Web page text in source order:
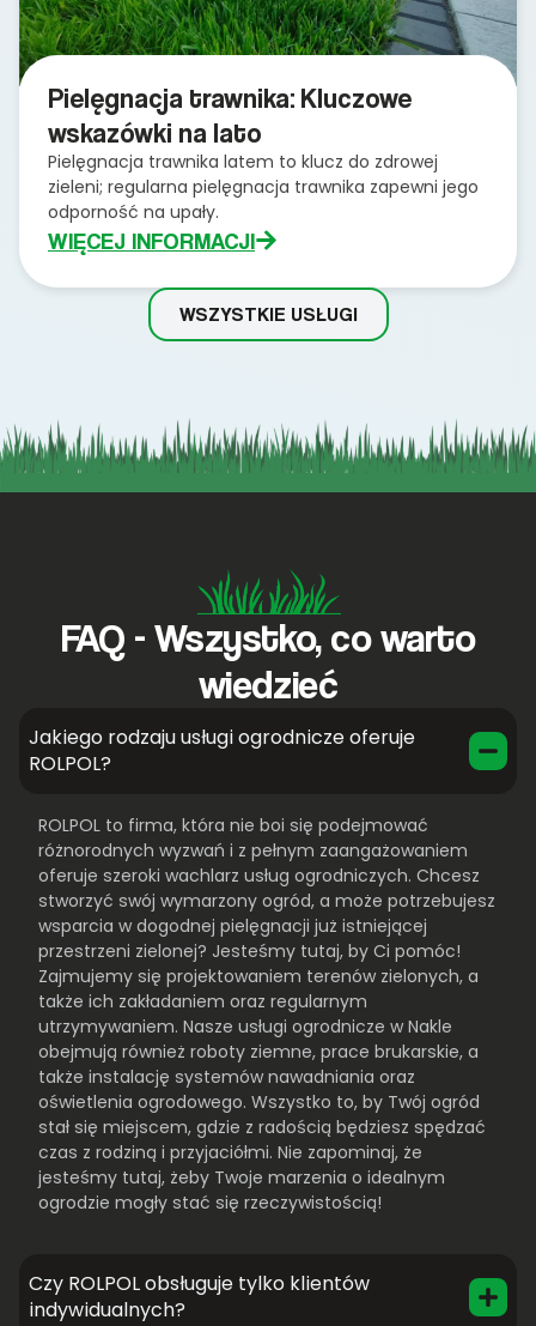
Pielęgnacja trawnika: Kluczowe
wskazówki na lato
Pielęgnacja trawnika latem to klucz do zdrowej
zieleni; regularna pielęgnacja trawnika zapewni jego
odporność na upały.
WIĘCEJ INFORMACJI
WSZYSTKIE USŁUGI
FAQ - Wszystko, co warto
wiedzieć
Jakiego rodzaju usługi ogrodnicze oferuje
ROLPOL?
ROLPOL to firma, która nie boi się podejmować
różnorodnych wyzwań i z pełnym zaangażowaniem
oferuje szeroki wachlarz usług ogrodniczych. Chcesz
stworzyć swój wymarzony ogród, a może potrzebujesz
wsparcia w dogodnej pielęgnacji już istniejącej
przestrzeni zielonej? Jesteśmy tutaj, by Ci pomóc!
Zajmujemy się projektowaniem terenów zielonych, a
także ich zakładaniem oraz regularnym
utrzymywaniem. Nasze usługi ogrodnicze w Nakle
obejmują również roboty ziemne, prace brukarskie, a
także instalację systemów nawadniania oraz
oświetlenia ogrodowego. Wszystko to, by Twój ogród
stał się miejscem, gdzie z radością będziesz spędzać
czas z rodziną i przyjaciółmi. Nie zapominaj, że
jesteśmy tutaj, żeby Twoje marzenia o idealnym
ogrodzie mogły stać się rzeczywistością!
Czy ROLPOL obsługuje tylko klientów
indywidualnych?